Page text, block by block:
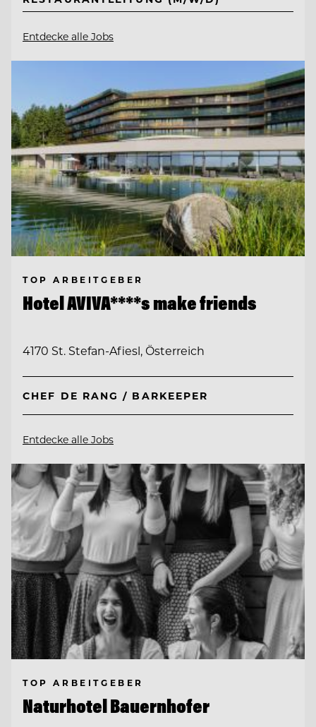
Entdecke alle Jobs
TOP ARBEITGEBER
Hotel AVIVA****s make friends
4170 St. Stefan-Afiesl, Österreich
CHEF DE RANG / BARKEEPER
Entdecke alle Jobs
TOP ARBEITGEBER
Naturhotel Bauernhofer